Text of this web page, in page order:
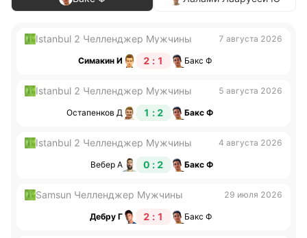
Istanbul 2 Челленджер Мужчины 7 августа 2026
Симакин И 2 : 1 Бакс Ф
Istanbul 2 Челленджер Мужчины 5 августа 2026
Остапенков Д 1 : 2 Бакс Ф
Istanbul 2 Челленджер Мужчины 4 августа 2026
Вебер А 0 : 2 Бакс Ф
Samsun Челленджер Мужчины 29 июля 2026
Дебру Г 2 : 1 Бакс Ф